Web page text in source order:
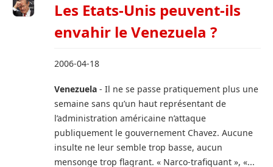
Les Etats-Unis peuvent-ils
envahir le Venezuela ?
2006-04-18
Venezuela - Il ne se passe pratiquement plus une
semaine sans qu’un haut représentant de
l’administration américaine n’attaque
publiquement le gouvernement Chavez. Aucune
insulte ne leur semble trop basse, aucun
mensonge trop flagrant. « Narco-trafiquant », «...